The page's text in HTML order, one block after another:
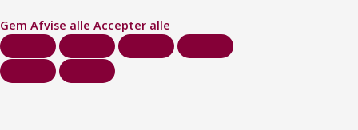
Gem Afvise alle Accepter alle